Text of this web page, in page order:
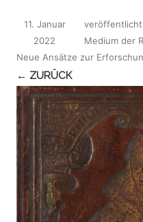
veröffentlicht
11. Januar
2022
Medium der
Neue Ansätze zur
← ZURÜCK